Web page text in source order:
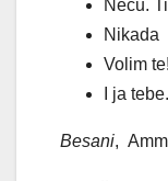
Neću.
Nikada
Volim te!
I ja tebe.
Besani,